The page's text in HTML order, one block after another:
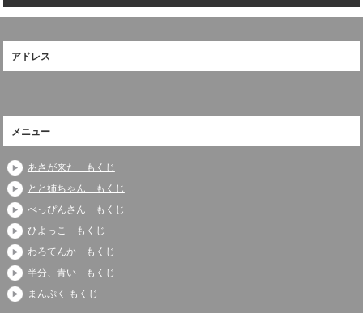
アドレス
メニュー
あさが来た もくじ
とと姉ちゃん もくじ
べっぴんさん もくじ
ひよっこ もくじ
わろてんか もくじ
半分、青い もくじ
まんぷく もくじ